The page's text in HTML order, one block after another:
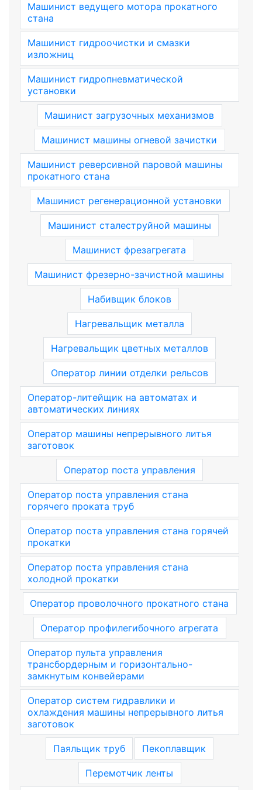
Машинист ведущего мотора прокатного
стана
Машинист гидроочистки и смазки
изложниц
Машинист гидропневматической
установки
Машинист загрузочных механизмов
Машинист машины огневой зачистки
Машинист реверсивной паровой машины
прокатного стана
Машинист регенерационной установки
Машинист сталеструйной машины
Машинист фрезагрегата
Машинист фрезерно-зачистной машины
Набивщик блоков
Нагревальщик металла
Нагревальщик цветных металлов
Оператор линии отделки рельсов
Оператор-литейщик на автоматах и
автоматических линиях
Оператор машины непрерывного литья
заготовок
Оператор поста управления
Оператор поста управления стана
горячего проката труб
Оператор поста управления стана горячей
прокатки
Оператор поста управления стана
холодной прокатки
Оператор проволочного прокатного стана
Оператор профилегибочного агрегата
Оператор пульта управления
трансбордерным и горизонтально-
замкнутым конвейерами
Оператор систем гидравлики и
охлаждения машины непрерывного литья
заготовок
Паяльщик труб Пекоплавщик
Перемотчик ленты